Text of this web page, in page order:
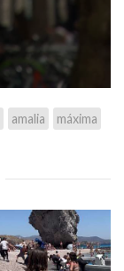
amalia máxima